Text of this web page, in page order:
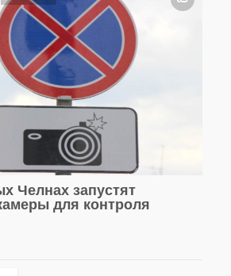
Челнах запустят
для контроля